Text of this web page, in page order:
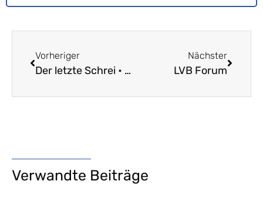
Vorheriger
Der letzte Schrei • AI Free Survival
Nächster
LVB Forum
Verwandte Beiträge